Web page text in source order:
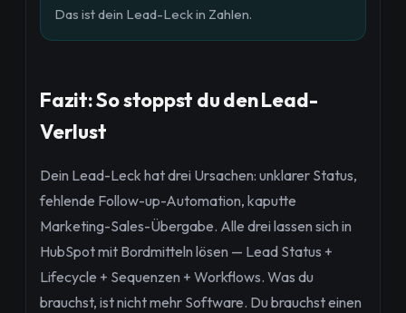
Das ist dein Lead-Leck in Zahlen.
Fazit: So stoppst du den Lead-
Verlust
Dein Lead-Leck hat drei Ursachen: unklarer Status,
fehlende Follow-up-Automation, kaputte
Marketing-Sales-Übergabe. Alle drei lassen sich in
HubSpot mit Bordmitteln lösen — Lead Status +
Lifecycle + Sequenzen + Workflows. Was du
brauchst, ist nicht mehr Software. Du brauchst einen